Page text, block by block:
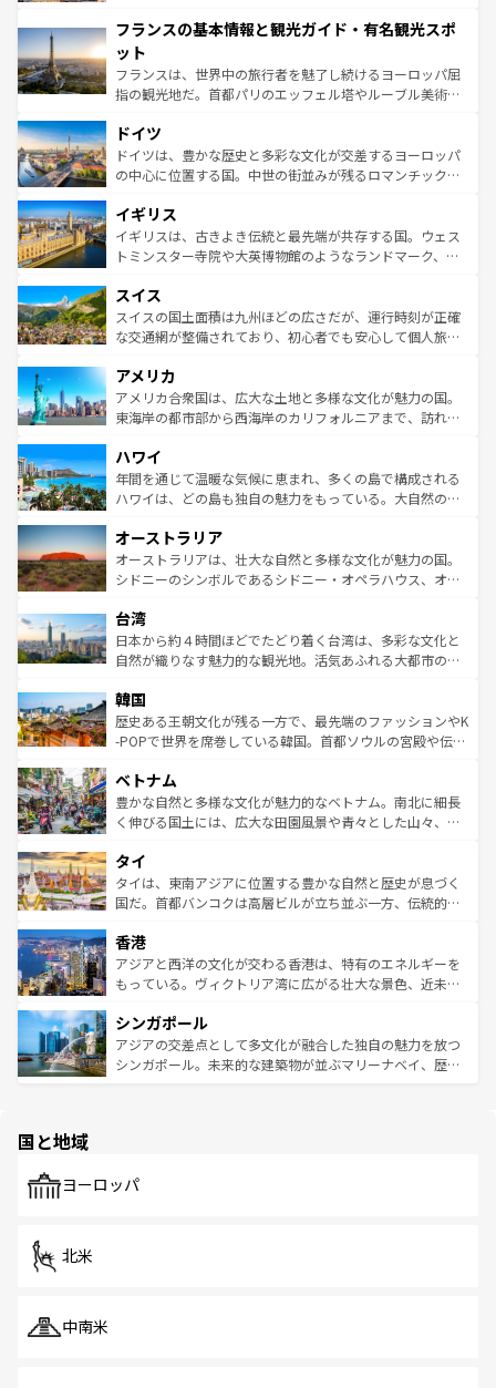
ませてくれるイタリアで、忘れられない旅をしてみよう！
なお、新着のイタリア情報は
しい。
文化が根付くこの国では、情熱的なフラメンコ、熱気あふ
れる闘牛、そして美味しいタパスが生活の一部となってい
る。首都マドリードの洗練された雰囲気や、バルセロナの
アートに溢れた街角から、地方では古代ローマ遺跡や中世
せる。地方によって風土や気候が異なるスペインはその個
性で訪れる人を魅了する。 なお、新着のスペイン情報は コ
ンテンツ一覧を参照してほしい。
フランスの基本情報と観光ガイド・有名観光スポ
ット
フランスは、世界中の旅行者を魅了し続けるヨーロッパ屈
指の観光地だ。首都パリのエッフェル塔やルーブル美術館
で、幅広い魅力が詰まっている。華麗な宮殿、歴史的な大
聖堂、美しいビーチ、そして豊かな自然が、訪れる者を心
から魅了する。また、フランスは美食の国としても知ら
いる。シャンパンの発祥地であるランス、プロヴァンスの
香り高いラベンダー畑など、多彩な楽しみ方が可能だ。さ
らに、パリ以外の地域にも魅力が溢れており、どの街角に
れる地方に足を運ぶとそれぞれで全く異なる文化を体験で
きるだろう。 なお、新着のフランス情報はコンテンツ一覧
を参照してほしい。
ドイツ
ドイツは、豊かな歴史と多彩な文化が交差するヨーロッパ
の中心に位置する国。中世の街並みが残るロマンチック街
顔を持つこの国は、どこを歩いても飽きることがない。ベ
ルリンの文化的活気、バイエルン州のアルプスの絶景、そ
してライン川沿いのワイン畑といった風景は必見。ビール
は、お酒好きな人にはぜひ体験してほしい。 なお、新着の
ドイツ情報はコンテンツ一覧を参照してほしい。
イギリス
イギリスは、古きよき伝統と最先端が共存する国。ウェス
トミンスター寺院や大英博物館のようなランドマーク、歴
リアごとに異なる魅力がある。また、優雅なアフタヌーン
ティー、ビール好きにはたまらない英国パブ、サッカー観
戦など、本場だからこそできる体験も豊富。イギリスを旅
ンツ一覧を参照してほしい。
スイス
スイスの国土面積は九州ほどの広さだが、運行時刻が正確
な交通網が整備されており、初心者でも安心して個人旅行
の建物がそのまま残る町や、スイスならではのユニークな
博物館もあり、アルプス観光だけでなく町歩きも満喫する
ことができる。国民の所得が高いため物価も高いが、旅行
ば市内交通費無料で観光を楽しむこともできる。 なお、新
着のスイス情報はコンテンツ一覧 を参照してほしい。
アメリカ
アメリカ合衆国は、広大な土地と多様な文化が魅力の国。
東海岸の都市部から西海岸のカリフォルニアまで、訪れる
のような巨大都市は、観光、ショッピング、エンターテイ
ンメントが詰まった刺激的なスポットだ。一方、アメリカ
西部には大自然が広がり、グランドキャニオンやイエロー
部のニューオーリンズでは、音楽と美食が融合した独特の
文化が魅力。旅行者はアメリカの各地域で異なる魅力を楽
しみながら、その多様性と豊かな歴史を感じることができ
ならではの贅沢な旅のスタイルだ。 なお、新着のアメリカ
情報はコンテンツ一覧を参照してほしい。
ハワイ
年間を通じて温暖な気候に恵まれ、多くの島で構成される
ハワイは、どの島も独自の魅力をもっている。大自然の神
ワイ島は見逃せない。また、定番の観光地といえばオアフ
島だが、静かな自然を求めるならマウイ島やカウアイ島が
おすすめ。エメラルドグリーンに輝く海をはじめ、豊かな
れるおもてなしの心で訪れる人々を迎えてくれるハワイの
人々、おいしいローカルフードやハワイアンミュージッ
ク、伝統的なフラダンスなど、すべてがハワイの魅力を彩
ワイを、存分に味わってほしい。 なお、新着のハワイ情報
はコンテンツ一覧を参照してほしい。
オーストラリア
オーストラリアは、壮大な自然と多様な文化が魅力の国。
シドニーのシンボルであるシドニー・オペラハウス、オー
リアリーフや大陸中央部にそびえるウルル（エアーズロッ
ク）、タスマニアの美しい原生林やケアンズの熱帯雨林な
ど、見どころがたくさん。また、カフェやワイン、オージ
いる。アクティビティも充実しており、サーフィンやダイ
ビング、ハイキングなど、アウトドア好きにはたまらな
い。オーストラリアの多彩な魅力を存分に味わいつくそ
参照してほしい。
台湾
日本から約４時間ほどでたどり着く台湾は、多彩な文化と
自然が織りなす魅力的な観光地。活気あふれる大都市の台
ン）、静ひつな山岳地帯である台湾東部など、都市の喧騒
と山間の静けさが共存しており、訪れる人に新しい発見と
驚きをもたらしてくれる。また、奥深い台湾の食文化も魅
容にもいいと評判のスイーツなど、バラエティ豊かな料理
が味わえる。 なお、新着の台湾情報は コンテンツ一覧を参
照してほしい。
韓国
歴史ある王朝文化が残る一方で、最先端のファッションやK
-POPで世界を席巻している韓国。首都ソウルの宮殿や伝統
き、地方に足を延ばせば四季折々の自然美を楽しむことが
できる。そして、キムチや焼肉、絶品のストリートフード
まで、さまざまな韓国料理が待っている。夜には、韓国な
リティに包まれながら、韓国の多彩な魅力を心ゆくまで味
わってみてほしい。 なお、新着の韓国情報はコンテンツ一
覧を参照してほしい。
ベトナム
豊かな自然と多様な文化が魅力的なベトナム。南北に細長
く伸びる国土には、広大な田園風景や青々とした山々、世
急速な発展と共に伝統が息づく。ハノイの古い町並みやホ
ーチミン市のフランス統治時代の建物も、独特の雰囲気を
醸し出している。また、バラエティの豊かさとおいしさで
とつ。フォーやバインミー、ベトナムコーヒーなどは、ぜ
ひ現地で味わいたい。どの地域を訪れてもあたたかい人々
が旅行者を迎えてくれるので、きっと忘れられない旅にな
参照してほしい。
タイ
タイは、東南アジアに位置する豊かな自然と歴史が息づく
国だ。首都バンコクは高層ビルが立ち並ぶ一方、伝統的な
の活気が交差している。北部ではチェンマイなどの山岳地
帯で自然と触れ合い、南部ではプーケットやクラビの美し
いビーチでリゾート気分を楽しむことができる。タイ料理
激する。気候は一年中温暖で、どの季節にも異なる楽しみ
が待っている。親しみやすいタイの人々、仏教を中心とし
た文化、そして多様な観光資源が、訪れる旅人を魅了し続
香港
アジアと西洋の文化が交わる香港は、特有のエネルギーを
もっている。ヴィクトリア湾に広がる壮大な景色、近未来
み、どこを訪れても感動するはず。観光スポットが密集し
ており、効率よく見どころを回れるのも魅力。息をのむよ
うな絶景から文化的な体験まで、香港を存分に楽しみ尽く
シンガポール
アジアの交差点として多文化が融合した独自の魅力を放つ
シンガポール。未来的な建築物が並ぶマリーナベイ、歴史
で、ホーカーズは地元の風情を楽しめる外せないスポット
国と地域
ヨーロッパ
北米
中南米